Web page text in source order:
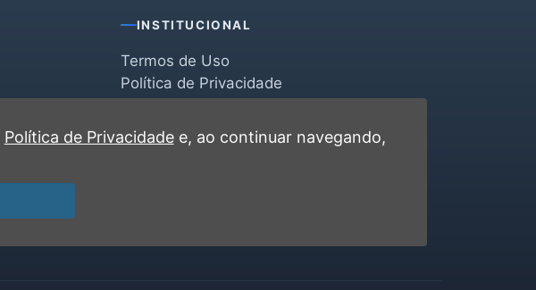
INSTITUCIONAL
Termos de Uso
Política de Privacidade
Contato
Política de Privacidadee, ao continuar navegando,